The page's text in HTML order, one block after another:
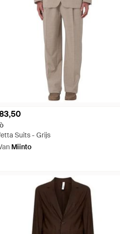
Suits - Grijs
Miinto